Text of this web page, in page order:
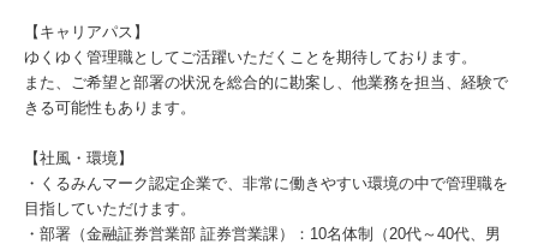
【キャリアパス】
ゆくゆく管理職としてご活躍いただくことを期待しております。
また、ご希望と部署の状況を総合的に勘案し、他業務を担当、経験で
きる可能性もあります。
【社風・環境】
・くるみんマーク認定企業で、非常に働きやすい環境の中で管理職を
目指していただけます。
・部署（金融証券営業部 証券営業課）：10名体制（20代～40代、男